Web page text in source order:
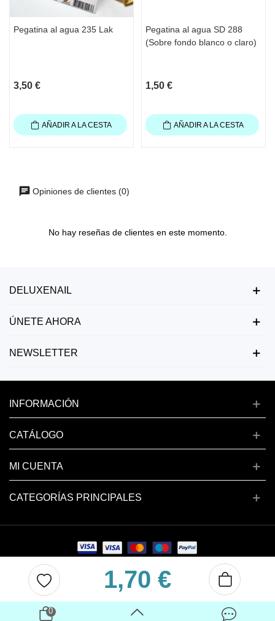
Pegatina al agua 235 Lak
3,50 €
AÑADIR A LA CESTA
Pegatina al agua SD 288
(Sobre fondo blanco o claro)
1,50 €
AÑADIR A LA CESTA
Opiniones de clientes (0)
No hay reseñas de clientes en este momento.
1,70 €
DELUXENAIL
ÚNETE AHORA
NEWSLETTER
INFORMACIÓN
CATÁLOGO
MI CUENTA
CATEGORÍAS PRINCIPALES
Copyright © 2024 deluxenail.es
0